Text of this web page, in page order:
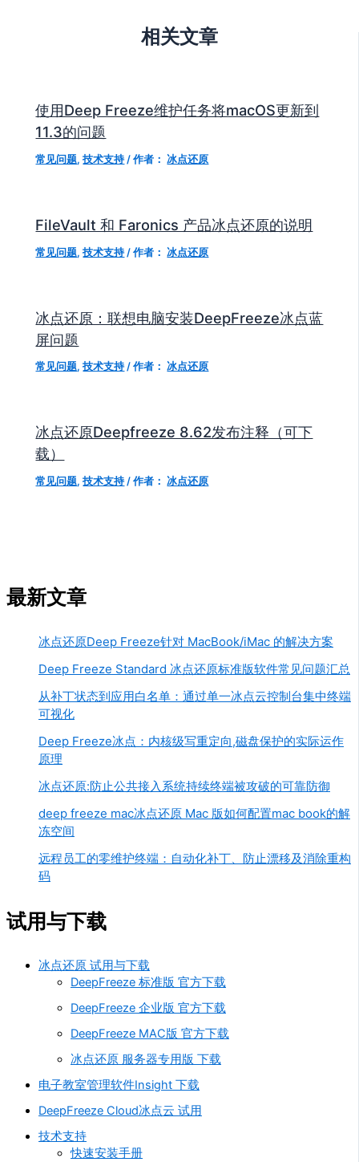
相关文章
使用Deep Freeze维护任务将macOS更新到
11.3的问题
常见问题,技术支持 / 作者： 冰点还原
FileVault 和 Faronics 产品冰点还原的说明
常见问题,技术支持 / 作者： 冰点还原
冰点还原：联想电脑安装DeepFreeze冰点蓝
屏问题
常见问题,技术支持 / 作者： 冰点还原
冰点还原Deepfreeze 8.62发布注释（可下
载）
常见问题,技术支持 / 作者： 冰点还原
最新文章
冰点还原Deep Freeze针对 MacBook/iMac 的解决方案
Deep Freeze Standard 冰点还原标准版软件常见问题汇总
从补丁状态到应用白名单：通过单一冰点云控制台集中终端
可视化
Deep Freeze冰点：内核级写重定向,磁盘保护的实际运作
原理
冰点还原:防止公共接入系统持续终端被攻破的可靠防御
deep freeze mac冰点还原 Mac 版如何配置mac book的解
冻空间
远程员工的零维护终端：自动化补丁、防止漂移及消除重构
码
试用与下载
冰点还原 试用与下载
DeepFreeze 标准版 官方下载
DeepFreeze 企业版 官方下载
DeepFreeze MAC版 官方下载
冰点还原 服务器专用版 下载
电子教室管理软件Insight 下载
DeepFreeze Cloud冰点云 试用
技术支持
快速安装手册